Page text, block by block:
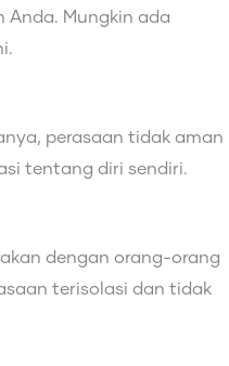
Anda. Mungkin ada
perasaan tidak aman
tentang diri sendiri.
dengan orang-orang
terisolasi dan tidak